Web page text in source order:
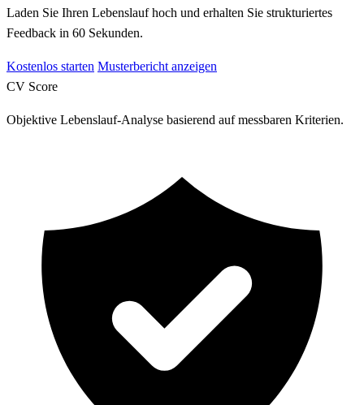
Laden Sie Ihren Lebenslauf hoch und erhalten Sie strukturiertes
Feedback in 60 Sekunden.
Kostenlos starten Musterbericht anzeigen
CV Score
Objektive Lebenslauf-Analyse basierend auf messbaren Kriterien.